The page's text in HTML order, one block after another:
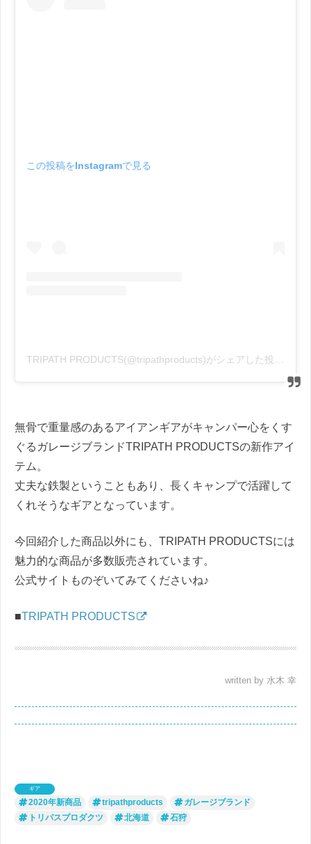
この投稿をInstagramで見る
無骨で重量感のあるアイアンギアがキャンパー心をくす
ぐるガレージブランドTRIPATH PRODUCTSの新作アイ
テム。
丈夫な鉄製ということもあり、長くキャンプで活躍して
くれそうなギアとなっています。
今回紹介した商品以外にも、TRIPATH PRODUCTSには
魅力的な商品が多数販売されています。
公式サイトものぞいてみてくださいね♪
■TRIPATH PRODUCTS
written by 水木 幸
ギア
2020年新商品 tripathproducts
ガレージブランド
トリパスプロダクツ
北海道 石狩